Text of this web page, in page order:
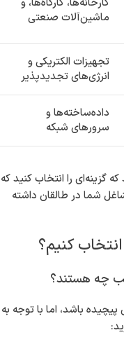
ماشین‌آلات صنعتی
تجهیزات الکتریکی و
انرژی‌های تجدیدپذیر
داده‌ساخته‌ها و
سرورهای شبکه
گزینه‌ای را انتخاب کنید که
شما در طالقان داشته
کنیم؟
چه هستند؟
باشد، اما با توجه به